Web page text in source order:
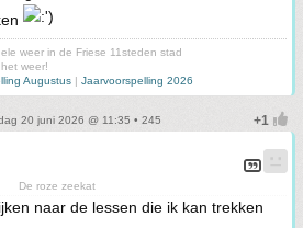
weer in de Friese 11steden stad
weer!
Augustus | Jaarvoorspelling 2026
20 juni 2026 @ 11:35 • 245
De roze zeekat
naar de lessen die ik kan trekken